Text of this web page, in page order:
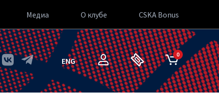
Медиа О клубе CSKA Bonus
ENG
0